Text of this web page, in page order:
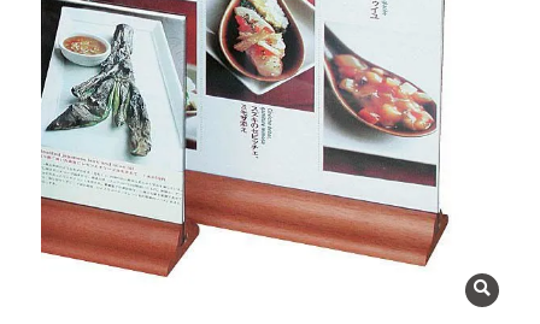
会社概要
OEMについて
Instagram
facebook